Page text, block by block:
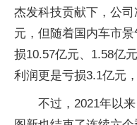
杰发科技贡献下，公
元，但随着国内车市
损10.57亿元、1.58亿
利润更是亏损3.1亿元
不过，2021年以